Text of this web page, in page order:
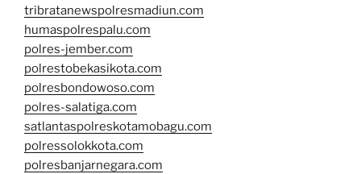
tribratanewspolresmadiun.com
humaspolrespalu.com
polres-jember.com
polrestobekasikota.com
polresbondowoso.com
polres-salatiga.com
satlantaspolreskotamobagu.com
polressolokkota.com
polresbanjarnegara.com